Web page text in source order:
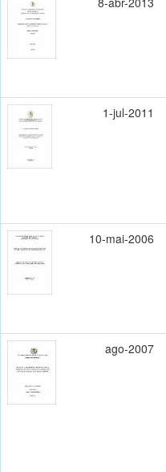
1-jul-2011
10-mai-2006
ago-2007